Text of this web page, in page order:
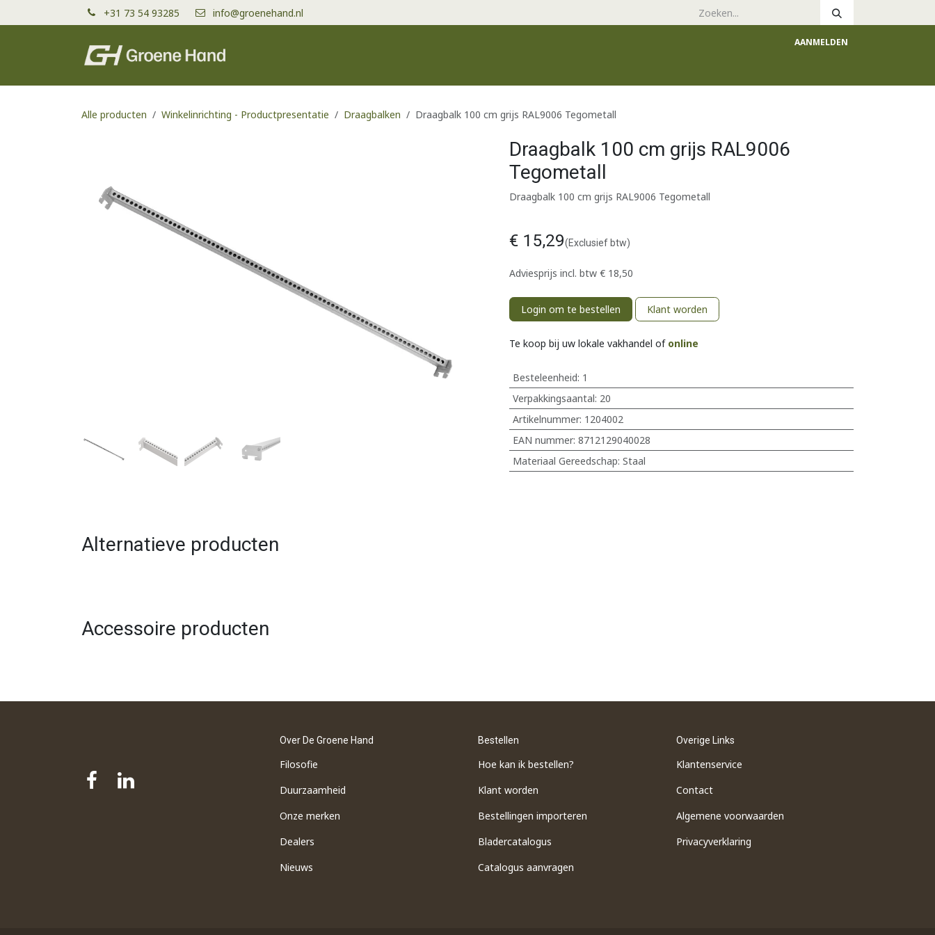
Overslaan naar inhoud +31 73 54 93285 info@groenehand.nl
AANMELDEN
Alle producten Winkelinrichting - Productpresentatie Draagbalken Draagbalk 100 cm grijs RAL9006 Tegometall
Draagbalk 100 cm grijs RAL9006
Tegometall
Draagbalk 100 cm grijs RAL9006 Tegometall
€ 15,29(Exclusief btw)
Adviesprijs incl. btw € 18,50
Login om te bestellen Klant worden
Te koop bij uw lokale vakhandel of online
Besteleenheid: 1
Verpakkingsaantal: 20
Artikelnummer: 1204002
EAN nummer: 8712129040028
Materiaal Gereedschap: Staal
Alternatieve producten
Accessoire producten
Over De Groene Hand
Filosofie
Duurzaamheid
Onze merken
Dealers
Nieuws
Bestellen
Hoe kan ik bestellen?
Klant worden
Bestellingen importeren
​Bladercatalogus
​Catalogus aanvragen
Overige Links
Klantenservice
Contact
Algemene voorwaarden
Privacyverklaring